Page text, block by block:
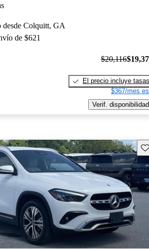
desde Colquitt, GA
de $621
$20,116
El precio incluye tasas
$367/mes
Verif. disponibilidad